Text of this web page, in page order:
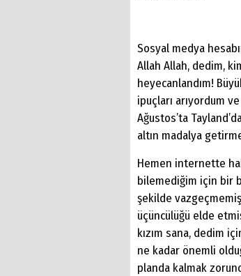
Sosyal medya
Allah Allah, dedim,
heyecanlandım!
ipuçları arıyordum
Ağustos’ta
altın madalya
Hemen internette
bilemediğim için bir
şekilde
üçüncülüğü elde
kızım sana, dedim
ne kadar önemli
planda kalmak